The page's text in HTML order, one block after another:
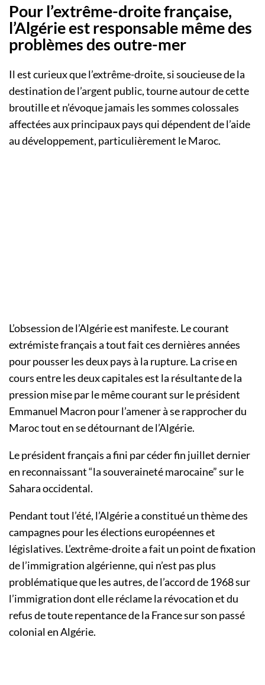
Pour l’extrême-droite française,
l’Algérie est responsable même des
problèmes des outre-mer
Il est curieux que l’extrême-droite, si soucieuse de la
destination de l’argent public, tourne autour de cette
broutille et n’évoque jamais les sommes colossales
affectées aux principaux pays qui dépendent de l’aide
au développement, particulièrement le Maroc.
L’obsession de l’Algérie est manifeste. Le courant
extrémiste français a tout fait ces dernières années
pour pousser les deux pays à la rupture. La crise en
cours entre les deux capitales est la résultante de la
pression mise par le même courant sur le président
Emmanuel Macron pour l’amener à se rapprocher du
Maroc tout en se détournant de l’Algérie.
Le président français a fini par céder fin juillet dernier
en reconnaissant “la souveraineté marocaine” sur le
Sahara occidental.
Pendant tout l’été, l’Algérie a constitué un thème des
campagnes pour les élections européennes et
législatives. L’extrême-droite a fait un point de fixation
de l’immigration algérienne, qui n’est pas plus
problématique que les autres, de l’accord de 1968 sur
l’immigration dont elle réclame la révocation et du
refus de toute repentance de la France sur son passé
colonial en Algérie.